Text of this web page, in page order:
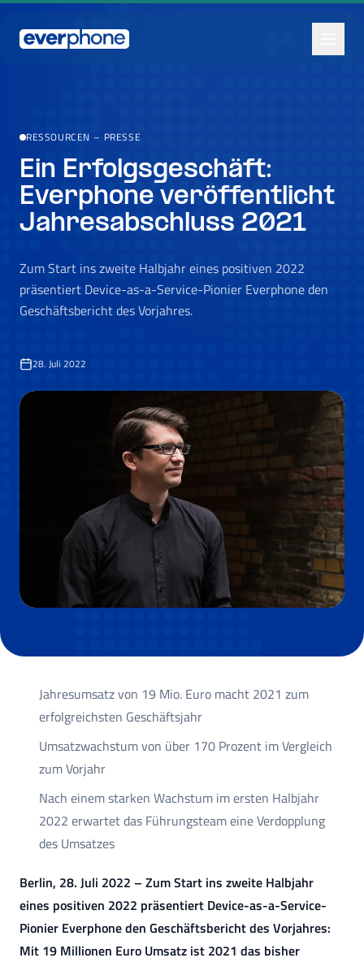
Skip to main content
RESSOURCEN – PRESSE
Ein Erfolgsgeschäft:
Everphone veröffentlicht
Jahresabschluss 2021
Zum Start ins zweite Halbjahr eines positiven 2022
präsentiert Device-as-a-Service-Pionier Everphone den
Geschäftsbericht des Vorjahres.
28. Juli 2022
Jahresumsatz von 19 Mio. Euro macht 2021 zum
erfolgreichsten Geschäftsjahr
Umsatzwachstum von über 170 Prozent im Vergleich
zum Vorjahr
Nach einem starken Wachstum im ersten Halbjahr
2022 erwartet das Führungsteam eine Verdopplung
des Umsatzes
Berlin, 28. Juli 2022 – Zum Start ins zweite Halbjahr
eines positiven 2022 präsentiert Device-as-a-Service-
Pionier Everphone den Geschäftsbericht des Vorjahres:
Mit 19 Millionen Euro Umsatz ist 2021 das bisher